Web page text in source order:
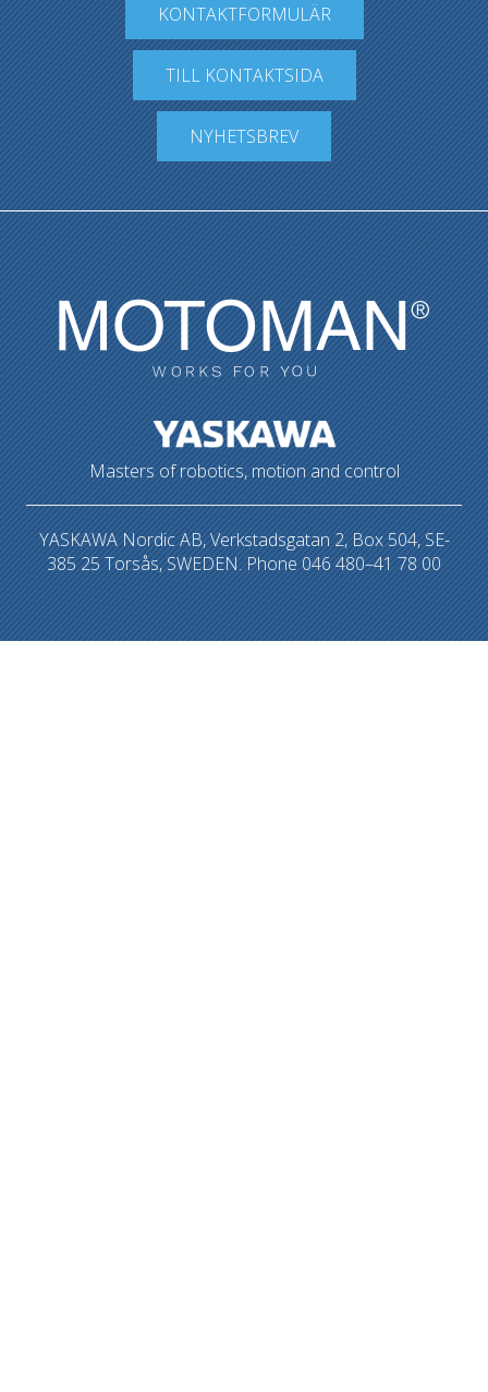
KONTAKTFORMULÄR
TILL KONTAKTSIDA
NYHETSBREV
Masters of robotics, motion and control
YASKAWA Nordic AB, Verkstadsgatan 2, Box 504, SE-
385 25 Torsås, SWEDEN. Phone 046 480–41 78 00